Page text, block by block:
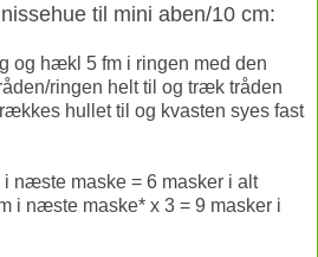
til mini aben/10 cm:
og hækl 5 fm i ringen med den
ringen helt til og træk tråden
hullet til og kvasten syes fast
maske = 6 masker i alt
maske* x 3 = 9 masker i